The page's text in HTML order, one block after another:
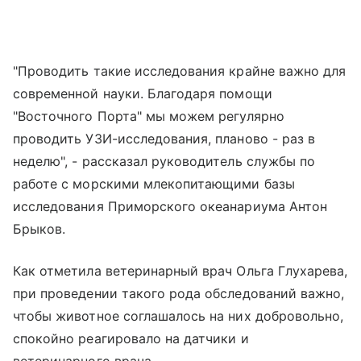
"Проводить такие исследования крайне важно для
современной науки. Благодаря помощи
"Восточного Порта" мы можем регулярно
проводить УЗИ-исследования, планово - раз в
неделю", - рассказал руководитель службы по
работе с морскими млекопитающими базы
исследования Приморского океанариума Антон
Брыков.
Как отметила ветеринарный врач Ольга Глухарева,
при проведении такого рода обследований важно,
чтобы животное соглашалось на них добровольно,
спокойно реагировало на датчики и